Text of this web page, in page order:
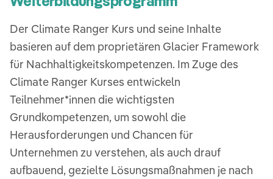
Der Climate Ranger Kurs und seine Inhalte
basieren auf dem proprietären Glacier Framework
für Nachhaltigkeitskompetenzen. Im Zuge des
Climate Ranger Kurses entwickeln
Teilnehmer*innen die wichtigsten
Grundkompetenzen, um sowohl die
Herausforderungen und Chancen für
Unternehmen zu verstehen, als auch drauf
aufbauend, gezielte Lösungsmaßnahmen je nach